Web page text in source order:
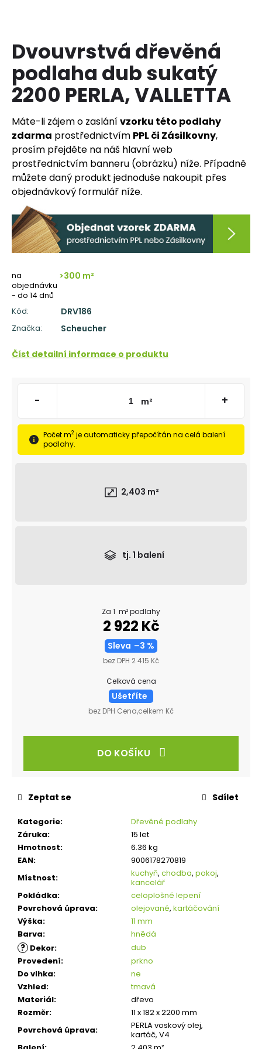
Dvouvrstvá dřevěná
podlaha dub sukatý
2200 PERLA, VALLETTA
Máte-li zájem o zaslánívzorku této podlahy
zdarma prostřednictvím PPL či Zásilkovny,
prosím přejděte na náš hlavní web
prostřednictvím banneru (obrázku) níže. Případně
můžete daný produkt jednoduše nakoupit přes
objednávkový formulář níže.
na
objednávku
- do 14 dnů
>300 m²
Kód: DRV186
Značka: Scheucher
Číst detailní informace o produktu
- m² +
Počet m2 je automaticky přepočítán na celá balení
podlahy.
2,403 m²
tj. 1 balení
Za 1 m² podlahy
2 922 Kč
Sleva –3 %
bez DPH 2 415 Kč
Celková cena
Ušetříte
bez DPH Cena,celkem Kč
DO KOŠÍKU
Kategorie:
Dřevěné podlahy
Záruka:
15 let
Hmotnost:
6.36 kg
EAN:
9006178270819
Místnost: kuchyň, chodba, pokoj,
kancelář
Pokládka:
celoplošné lepení
Povrchová úprava: olejované, kartáčování
Výška:
11 mm
Barva: hnědá
? Dekor:
dub
Provedení:
prkno
Do vlhka:
ne
Vzhled:
tmavá
Materiál:
dřevo
Rozměr:
11 x 182 x 2200 mm
Povrchová úprava:
PERLA voskový olej,
kartáč, V4
Zeptat se Sdílet
í
t
?
HLEDAT
D
o
p
o
r
u
u
j
e
m
e
DŘEVĚNÁ
OBVODOVÁ
P3819
NELAK
POVRCHOVÉ
ÚPRAVY)
Kč